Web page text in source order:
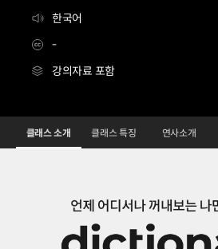
한국어
-
강의자료 포함
AI디자이너 아인 Details
Configuration Information Shortcuts
클래스 소개 클래스 특징 연사소개